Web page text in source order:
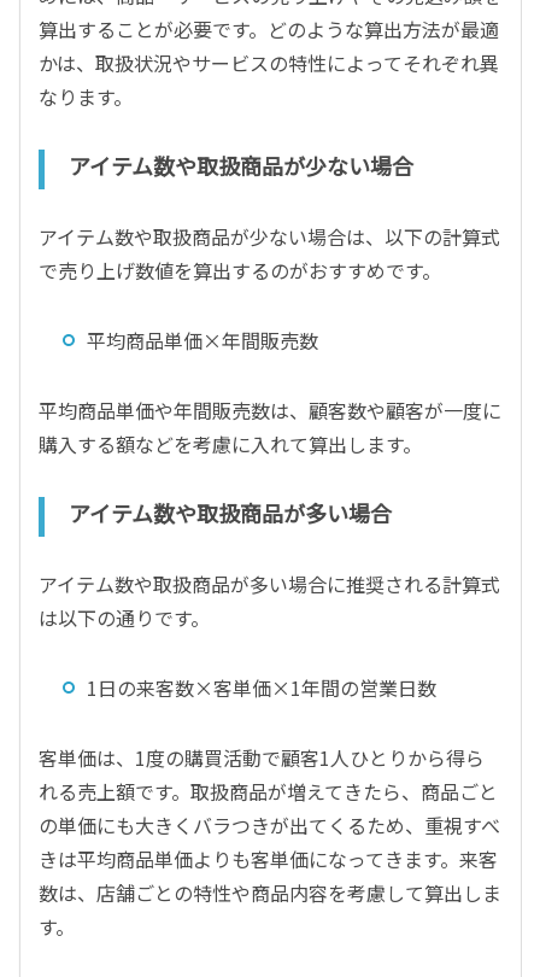
算出することが必要です。どのような算出方法が最適
かは、取扱状況やサービスの特性によってそれぞれ異
なります。
アイテム数や取扱商品が少ない場合
アイテム数や取扱商品が少ない場合は、以下の計算式
で売り上げ数値を算出するのがおすすめです。
平均商品単価×年間販売数
平均商品単価や年間販売数は、顧客数や顧客が一度に
購入する額などを考慮に入れて算出します。
アイテム数や取扱商品が多い場合
アイテム数や取扱商品が多い場合に推奨される計算式
は以下の通りです。
1日の来客数×客単価×1年間の営業日数
客単価は、1度の購買活動で顧客1人ひとりから得ら
れる売上額です。取扱商品が増えてきたら、商品ごと
の単価にも大きくバラつきが出てくるため、重視すべ
きは平均商品単価よりも客単価になってきます。来客
数は、店舗ごとの特性や商品内容を考慮して算出しま
す。